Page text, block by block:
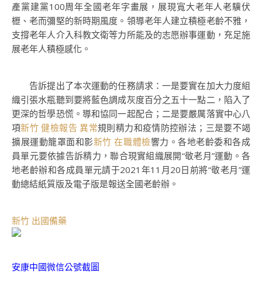
產黨建黨100周年全國老年字畫展，展現寬大老年人老驥伏
櫪、老而彌堅的新時期風度。領導老年人建立積極老齡不雅，
支撐老年人介入科教文衛等力所能及的志愿辦事運動，充足施
展老年人積極感化。
告訴提出了本次運動的任務請求：一是要實在加大力度組
織引張水瓶聽到要將藍色調成灰度百分之五十一點二，陷入了
更深的哲學恐慌。導和協同一起配合；二是要嚴厲落實中心八
項新竹 健檢報告 異常規則精力和疫情防控辦法；三是要不竭
擴展運動籠罩面和影新竹 在職體檢響力。各地老齡委和各成
員單元要依據告訴精力，聯合現實組織展開“敬老月”運動。各
地老齡辦和各成員單元請于2021年11月20日前將“敬老月”運
動總結紙質版及電子版是報送全國老齡辦。
新竹 出國備藥
安康中國微信公號截圖